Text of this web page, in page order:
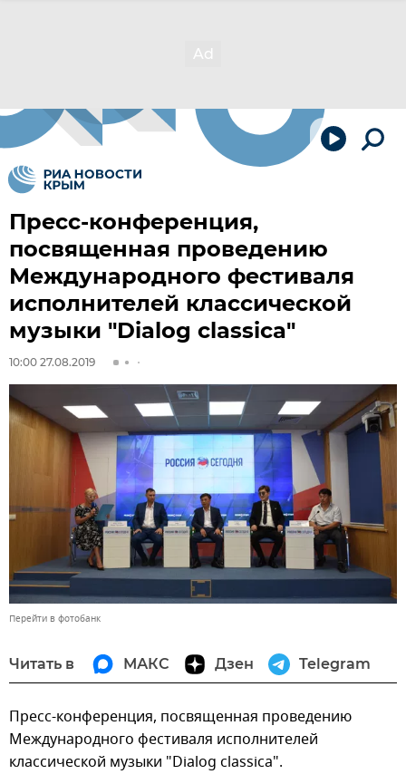
Пресс-конференция,
посвященная проведению
Международного фестиваля
исполнителей классической
музыки "Dialog classica"
10:00 27.08.2019
Перейти в фотобанк
Читать в МАКС Дзен Telegram
Пресс-конференция, посвященная проведению
Международного фестиваля исполнителей
классической музыки "Dialog classica".